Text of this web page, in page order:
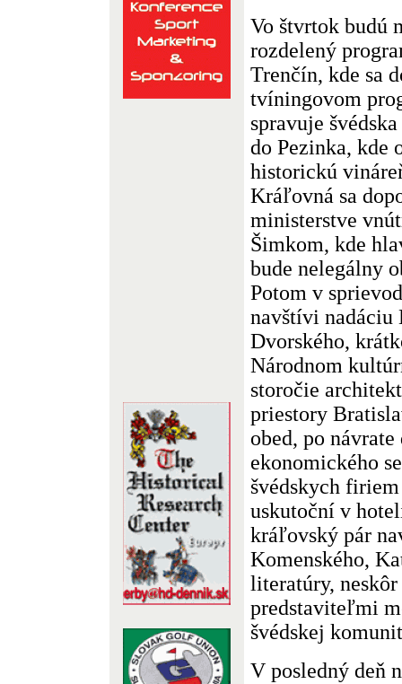
Vo štvrtok budú
rozdelený
Trenčín, kde sa
tvíningovom
spravuje
do Pezinka, kde
historickú
Kráľovná sa
ministerstve
Šimkom, kde
bude nelegálny
Potom v
navštívi nadáciu
Dvorského,
Národnom
storočie
priestory
obed, po
ekonomického
švédskych
uskutoční v
kráľovský pár
Komenského,
literatúry, neskôr
predstaviteľmi
švédskej
V posledný deň